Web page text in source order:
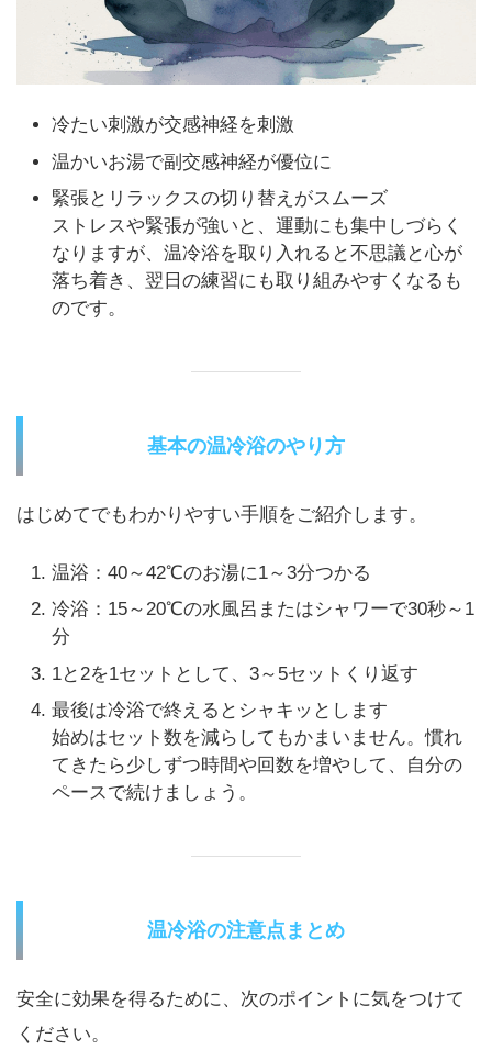
冷たい刺激が交感神経を刺激
温かいお湯で副交感神経が優位に
緊張とリラックスの切り替えがスムーズ
ストレスや緊張が強いと、運動にも集中しづらく
なりますが、温冷浴を取り入れると不思議と心が
落ち着き、翌日の練習にも取り組みやすくなるも
のです。
基本の温冷浴のやり方
はじめてでもわかりやすい手順をご紹介します。
温浴：40～42℃のお湯に1～3分つかる
冷浴：15～20℃の水風呂またはシャワーで30秒～1
分
1と2を1セットとして、3～5セットくり返す
最後は冷浴で終えるとシャキッとします
始めはセット数を減らしてもかまいません。慣れ
てきたら少しずつ時間や回数を増やして、自分の
ペースで続けましょう。
温冷浴の注意点まとめ
安全に効果を得るために、次のポイントに気をつけて
ください。